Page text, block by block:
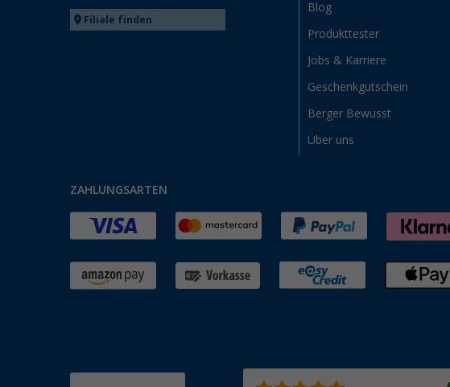
Filiale finden
Blog
Produkttester
Jobs & Karriere
Geschenkgutschein
Berger Bewusst
Über uns
ZAHLUNGSARTEN